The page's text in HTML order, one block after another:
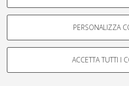
Si tratta di cookie utilizzati per
navigazione degli utenti, creare profili
Mostra cookie di profilazione
COOKIE TECNICI - NECESSARI
PERSONALIZZA
ACCETTA TUTTI I
© ALMA MATER STUDIORUM -